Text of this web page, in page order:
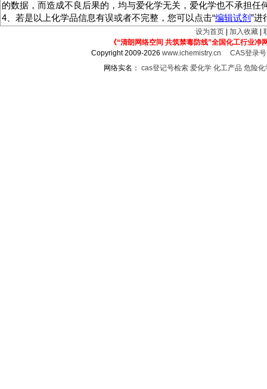
的数据，而造成不良后果的，均与爱化学无关，爱化学也不承担任
4、若是以上化学品信息有误或者不完整，您可以点击“编辑试剂”进
设为首页 加入收藏
《“清朗网络空间 共筑禁毒防线”全国化工行业净
Copyright 2009-2026www.ichemistry.cn
CAS登录
网络实名： cas登记号检索 爱化学 化工产品 危险化